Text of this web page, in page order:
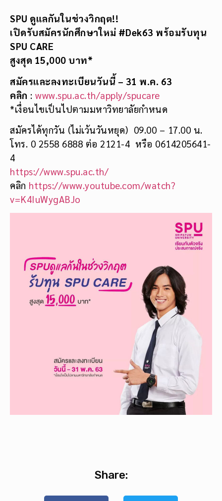
SPU ดูแลกันในช่วงวิกฤต!!
เปิดรับสมัครนักศึกษาใหม่ #Dek63 พร้อมรับทุน
SPU CARE
สูงสุด 15,000 บาท*
สมัครและลงทะเบียนวันนี้ – 31 พ.ค. 63
คลิก : www.spu.ac.th/apply/spucare
*เงื่อนไขเป็นไปตามมหาวิทยาลัยกำหนด
สมัครได้ทุกวัน (ไม่เว้นวันหยุด) 09.00 – 17.00 น.
โทร. 0 2558 6888 ต่อ 2121-4 หรือ 0614205641-
4
https://www.spu.ac.th/
คลิก https://www.youtube.com/watch?
v=K4IuWygABJo
Share: